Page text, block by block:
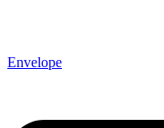
Envelope